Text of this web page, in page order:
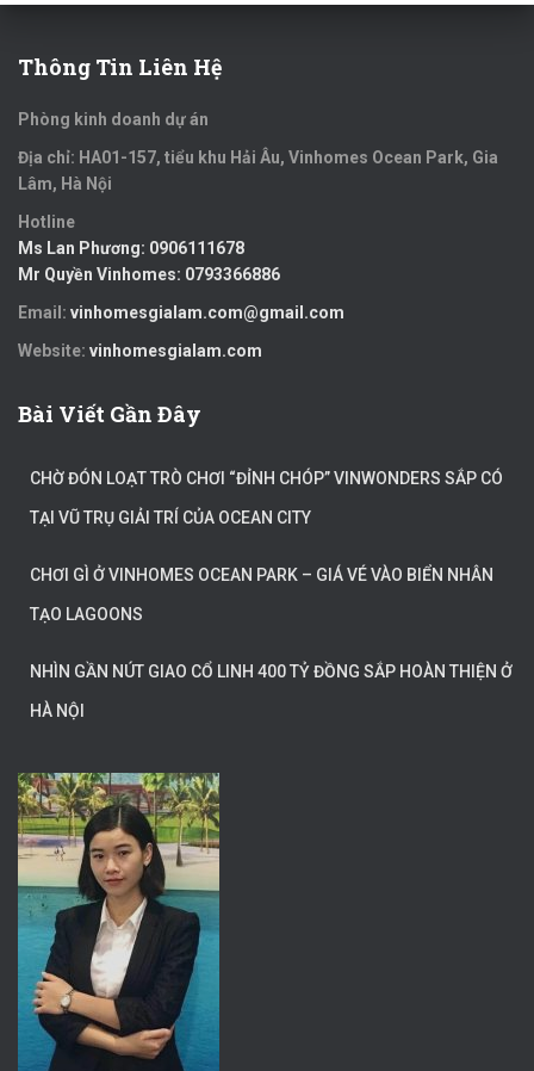
Thông Tin Liên Hệ
Phòng kinh doanh dự án
Địa chỉ: HA01-157, tiểu khu Hải Âu, Vinhomes Ocean Park, Gia
Lâm, Hà Nội
Hotline
Ms Lan Phương: 0906111678
Mr Quyền Vinhomes: 0793366886
Email: vinhomesgialam.com@gmail.com
Website: vinhomesgialam.com
Bài Viết Gần Đây
CHỜ ĐÓN LOẠT TRÒ CHƠI “ĐỈNH CHÓP” VINWONDERS SẮP CÓ
TẠI VŨ TRỤ GIẢI TRÍ CỦA OCEAN CITY
CHƠI GÌ Ở VINHOMES OCEAN PARK – GIÁ VÉ VÀO BIỂN NHÂN
TẠO LAGOONS
NHÌN GẦN NÚT GIAO CỔ LINH 400 TỶ ĐỒNG SẮP HOÀN THIỆN Ở
HÀ NỘI